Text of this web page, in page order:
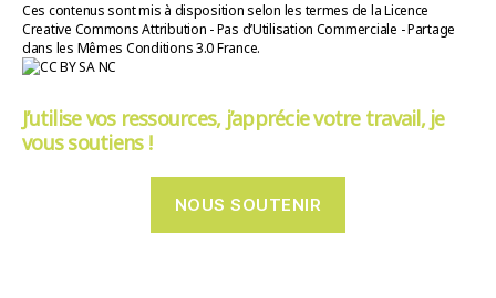
Ces contenus sont mis à disposition selon les termes de la Licence
Creative Commons Attribution - Pas d’Utilisation Commerciale - Partage
dans les Mêmes Conditions 3.0 France.
J’utilise vos ressources, j’apprécie votre travail, je
vous soutiens !
NOUS SOUTENIR